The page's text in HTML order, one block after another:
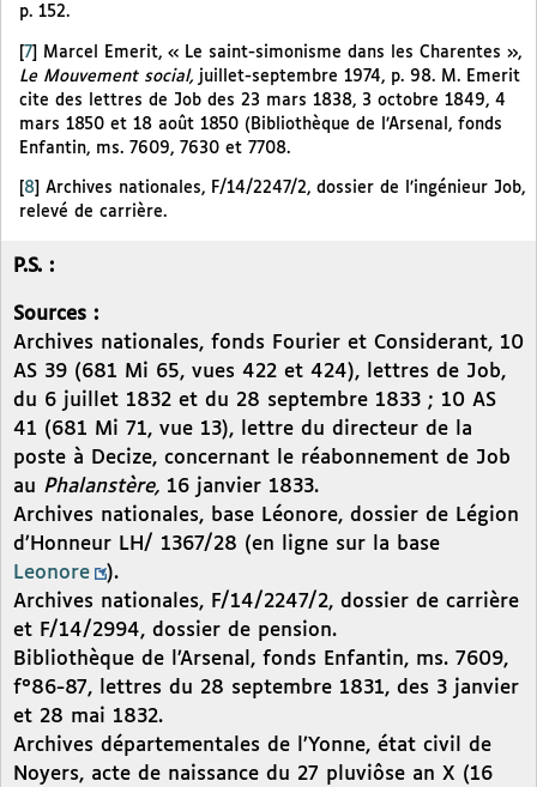
p. 152.
[7] Marcel Emerit, « Le saint-simonisme dans les Charentes »,
Le Mouvement social, juillet-septembre 1974, p. 98. M. Emerit
cite des lettres de Job des 23 mars 1838, 3 octobre 1849, 4
mars 1850 et 18 août 1850 (Bibliothèque de l’Arsenal, fonds
Enfantin, ms. 7609, 7630 et 7708.
8
Archives nationales, F/14/2247/2, dossier de l’ingénieur Job,
relevé de carrière.
P.S. :
Sources :
Archives nationales, fonds Fourier et Considerant, 10
AS 39 (681 Mi 65, vues 422 et 424), lettres de Job,
du 6 juillet 1832 et du 28 septembre 1833 ; 10 AS
41 (681 Mi 71, vue 13), lettre du directeur de la
poste à Decize, concernant le réabonnement de Job
au Phalanstère, 16 janvier 1833.
Archives nationales, base Léonore, dossier de Légion
d’Honneur LH/ 1367/28 (en ligne sur la base
Leonore
).
Archives nationales, F/14/2247/2, dossier de carrière
et F/14/2994, dossier de pension.
Bibliothèque de l’Arsenal, fonds Enfantin, ms. 7609,
f°86-87, lettres du 28 septembre 1831, des 3 janvier
et 28 mai 1832.
Archives départementales de l’Yonne, état civil de
Noyers, acte de naissance du 27 pluviôse an X (16